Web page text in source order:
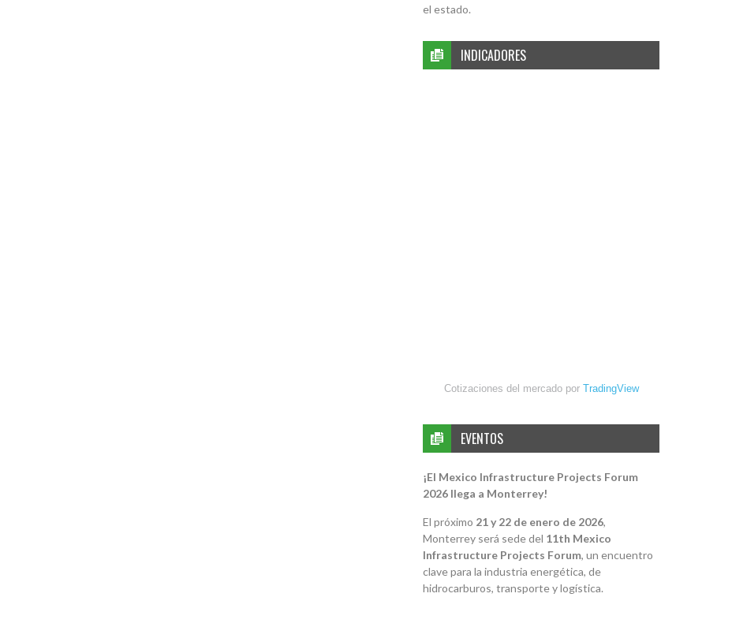
el estado.
INDICADORES
Cotizaciones del mercado por TradingView
EVENTOS
¡El Mexico Infrastructure Projects Forum
2026 llega a Monterrey!
El próximo 21 y 22 de enero de 2026,
Monterrey será sede del 11th Mexico
Infrastructure Projects Forum, un encuentro
clave para la industria energética, de
hidrocarburos, transporte y logística.